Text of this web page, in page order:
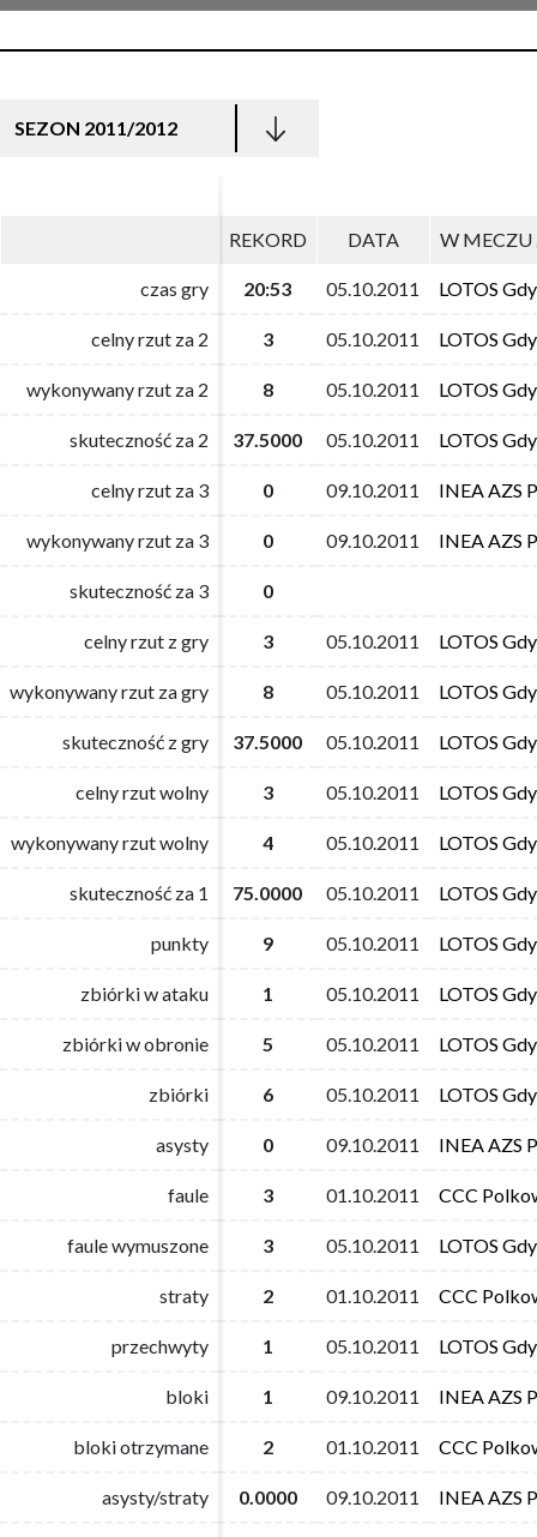
SEZON 2011/2012
REKORD DATA W MECZU
czas gry 20:53 05.10.2011 LOTOS
celny rzut za 2 3 05.10.2011 LOTOS
wykonywany rzut za 2 8 05.10.2011 LOTOS
skuteczność za 2 37.5000 05.10.2011 LOTOS
celny rzut za 3 0 09.10.2011 INEA AZS
wykonywany rzut za 3 0 09.10.2011 INEA AZS
skuteczność za 3 0
celny rzut z gry 3 05.10.2011 LOTOS
wykonywany rzut za gry 8 05.10.2011 LOTOS
skuteczność z gry 37.5000 05.10.2011 LOTOS
celny rzut wolny 3 05.10.2011 LOTOS
wykonywany rzut wolny 4 05.10.2011 LOTOS
skuteczność za 1 75.0000 05.10.2011 LOTOS
punkty 9 05.10.2011 LOTOS
zbiórki w ataku 1 05.10.2011 LOTOS
zbiórki w obronie 5 05.10.2011 LOTOS
zbiórki 6 05.10.2011 LOTOS
asysty 0 09.10.2011 INEA AZS
faule 3 01.10.2011 CCC
faule wymuszone 3 05.10.2011 LOTOS
straty 2 01.10.2011 CCC
przechwyty 1 05.10.2011 LOTOS
bloki 1 09.10.2011 INEA AZS
bloki otrzymane 2 01.10.2011 CCC
asysty/straty 0.0000 09.10.2011 INEA AZS
REKORD DATA W MECZU
czas gry 20:53 05.10.2011 LOTOS
celny rzut za 2 3 05.10.2011 LOTOS
wykonywany rzut za 2 8 05.10.2011 LOTOS
skuteczność za 2 37.5000 05.10.2011 LOTOS
celny rzut za 3 0 09.10.2011 INEA AZS
wykonywany rzut za 3 0 09.10.2011 INEA AZS
skuteczność za 3 0
celny rzut z gry 3 05.10.2011 LOTOS
wykonywany rzut za gry 8 05.10.2011 LOTOS
skuteczność z gry 37.5000 05.10.2011 LOTOS
celny rzut wolny 3 05.10.2011 LOTOS
wykonywany rzut wolny 4 05.10.2011 LOTOS
skuteczność za 1 75.0000 05.10.2011 LOTOS
punkty 9 05.10.2011 LOTOS
zbiórki w ataku 1 05.10.2011 LOTOS
zbiórki w obronie 5 05.10.2011 LOTOS
zbiórki 6 05.10.2011 LOTOS
asysty 0 09.10.2011 INEA AZS
faule 3 01.10.2011 CCC
faule wymuszone 3 05.10.2011 LOTOS
straty 2 01.10.2011 CCC
przechwyty 1 05.10.2011 LOTOS
bloki 1 09.10.2011 INEA AZS
bloki otrzymane 2 01.10.2011 CCC
asysty/straty 0.0000 09.10.2011 INEA AZS